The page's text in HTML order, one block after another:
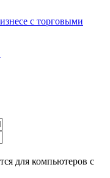
для компьютеров с